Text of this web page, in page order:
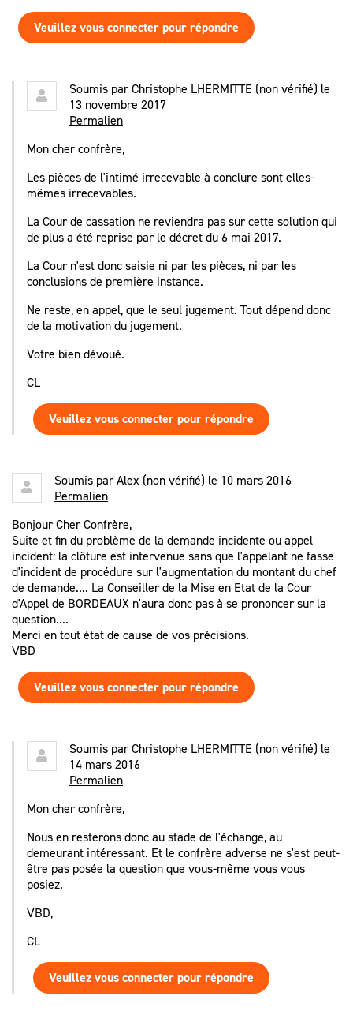
Veuillez vous connecter pour répondre
Soumis parChristophe LHERMITTE (non vérifié) le
13 novembre 2017
Permalien
Mon cher confrère,
Les pièces de l'intimé irrecevable à conclure sont elles-
mêmes irrecevables.
La Cour de cassation ne reviendra pas sur cette solution qui
de plus a été reprise par le décret du 6 mai 2017.
La Cour n'est donc saisie ni par les pièces, ni par les
conclusions de première instance.
Ne reste, en appel, que le seul jugement. Tout dépend donc
de la motivation du jugement.
Votre bien dévoué.
CL
Veuillez vous connecter pour répondre
Soumis parAlex (non vérifié) le 10 mars 2016
Permalien
Bonjour Cher Confrère,
Suite et fin du problème de la demande incidente ou appel
incident: la clôture est intervenue sans que l'appelant ne fasse
d'incident de procédure sur l'augmentation du montant du chef
de demande.... La Conseiller de la Mise en Etat de la Cour
d'Appel de BORDEAUX n'aura donc pas à se prononcer sur la
question....
Merci en tout état de cause de vos précisions.
VBD
Veuillez vous connecter pour répondre
Soumis parChristophe LHERMITTE (non vérifié) le
14 mars 2016
Permalien
Mon cher confrère,
Nous en resterons donc au stade de l'échange, au
demeurant intéressant. Et le confrère adverse ne s'est peut-
être pas posée la question que vous-même vous vous
posiez.
VBD,
CL
Veuillez vous connecter pour répondre